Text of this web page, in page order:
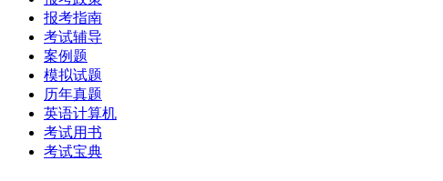
报考指南
考试辅导
案例题
模拟试题
历年真题
英语计算机
考试用书
考试宝典